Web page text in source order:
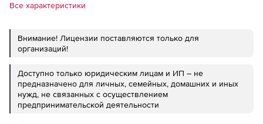
Все характеристики
Внимание! Лицензии поставляются только для
организаций!
Доступно только юридическим лицам и ИП – не
предназначено для личных, семейных, домашних и иных
нужд, не связанных с осуществлением
предпринимательской деятельности